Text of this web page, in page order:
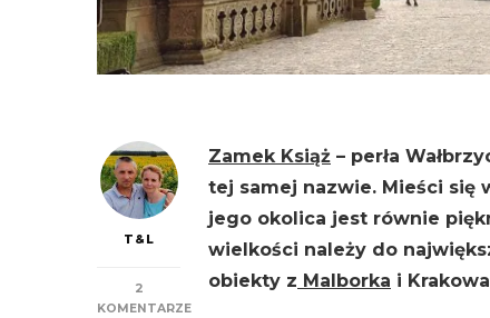
T&L
2
KOMENTARZE
Zamek Książ – perła
tej samej nazwie. Mieści się
jego okolica jest równie
wielkości należy do
obiekty z Malborka i Krakowa